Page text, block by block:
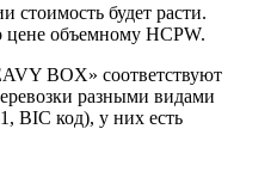
стоимость будет расти.
цене объемному HCPW.
BOX» соответствуют
разными видами
BIC код), у них есть